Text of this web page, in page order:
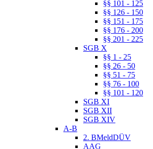
§§ 101 - 125
§§ 126 - 150
§§ 151 - 175
§§ 176 - 200
§§ 201 - 225
SGB X
§§ 1 - 25
§§ 26 - 50
§§ 51 - 75
§§ 76 - 100
§§ 101 - 120
SGB XI
SGB XII
SGB XIV
A-B
2. BMeldDÜV
AAG